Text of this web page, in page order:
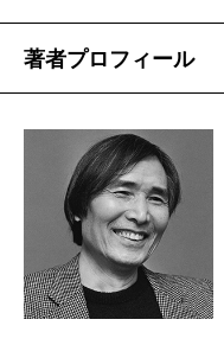
さだかではないのです
のかもしれません。
空が高く、その下に
類稀な穀倉地帯を実感
鶴岡に通い出してか
た。寝坊助の私の部屋
著者プロフィール